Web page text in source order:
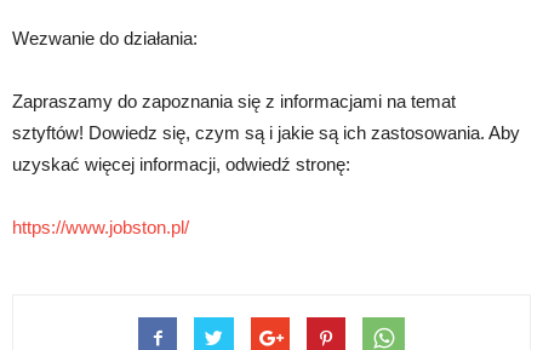
Wezwanie do działania:
Zapraszamy do zapoznania się z informacjami na temat
sztyftów! Dowiedz się, czym są i jakie są ich zastosowania. Aby
uzyskać więcej informacji, odwiedź stronę:
https://www.jobston.pl/